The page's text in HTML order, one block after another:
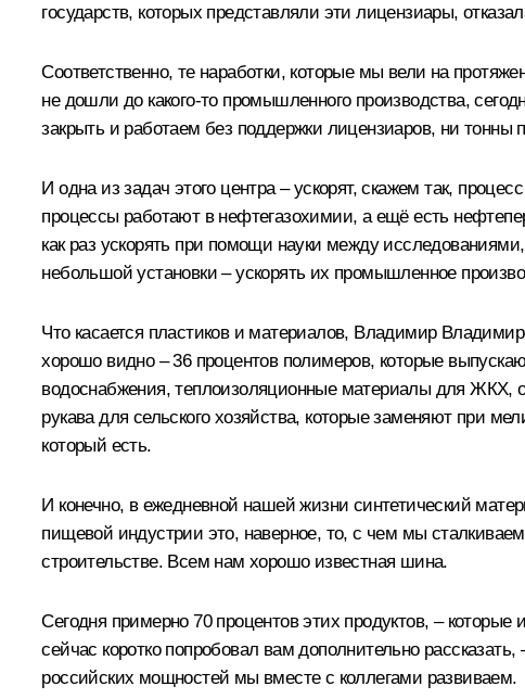
государств, которых представляли эти лицензиары,
Соответственно, те наработки, которые мы вели на
не дошли до какого-то промышленного производства,
закрыть и работаем без поддержки лицензиаров, ни тонны
И одна из задач этого центра – ускорят, скажем так,
процессы работают в нефтегазохимии, а ещё есть
как раз ускорять при помощи науки между
небольшой установки – ускорять их промышленное
Что касается пластиков и материалов, Владимир
хорошо видно – 36 процентов полимеров, которые
водоснабжения, теплоизоляционные материалы для ЖКХ,
рукава для сельского хозяйства, которые заменяют при
который есть.
И конечно, в ежедневной нашей жизни синтетический
пищевой индустрии это, наверное, то, с чем мы
строительстве. Всем нам хорошо известная шина.
Сегодня примерно 70 процентов этих продуктов, –
сейчас коротко попробовал вам дополнительно
российских мощностей мы вместе с коллегами развиваем.